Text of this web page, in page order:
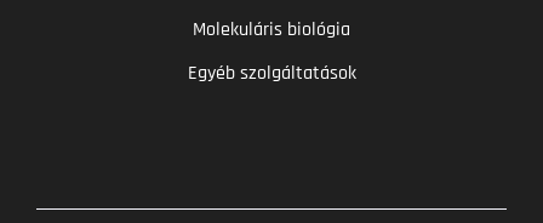
Molekuláris biológia
Egyéb szolgáltatások